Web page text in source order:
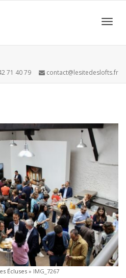
71 40 79 contact@lesitedeslofts.fr
Écluses » IMG_7267